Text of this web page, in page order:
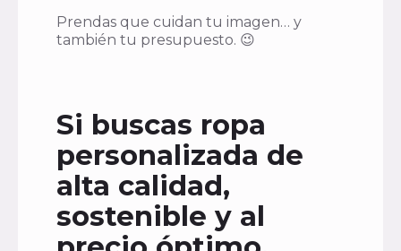
Prendas que cuidan tu imagen… y
también tu presupuesto. 😉
Si buscas ropa
personalizada de
alta calidad,
sostenible y al